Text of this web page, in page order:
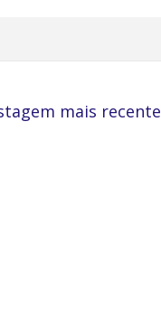
mais recente